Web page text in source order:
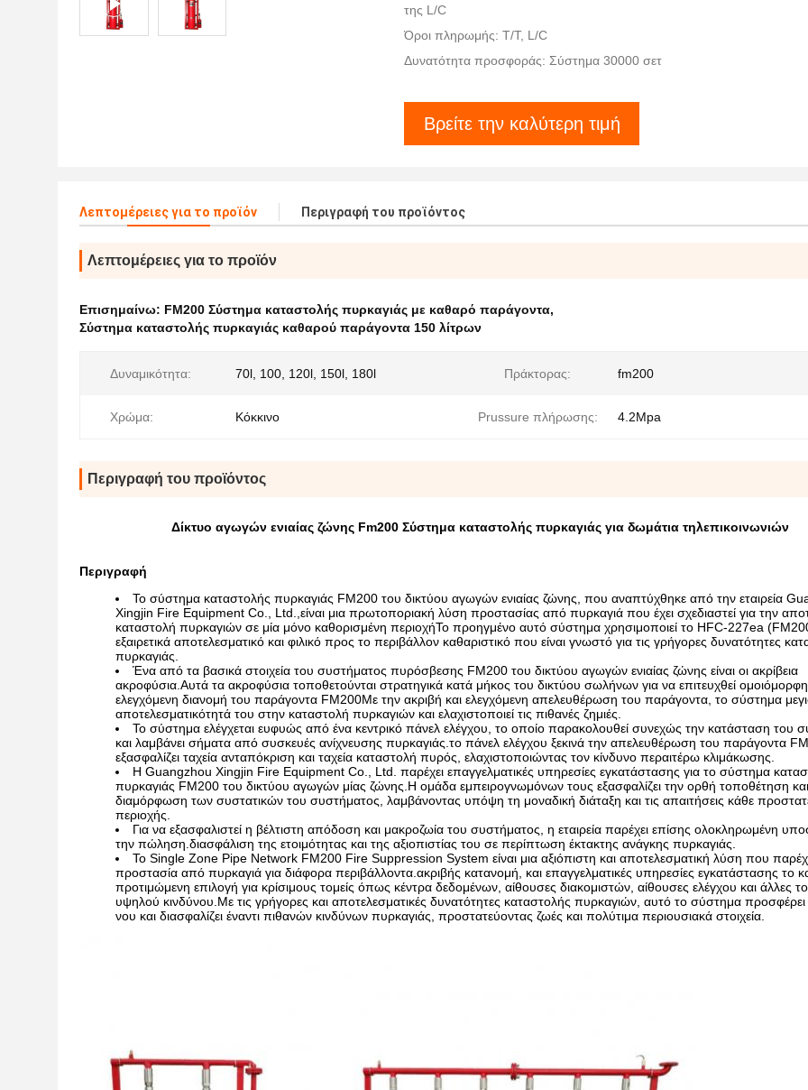
της L/C
Όροι πληρωμής: T/T, L/C
Δυνατότητα προσφοράς: Σύστημα 30000 σετ
Βρείτε την καλύτερη τιμή
Λεπτομέρειες για το προϊόν Περιγραφή του προϊόντος
Λεπτομέρειες για το προϊόν
Επισημαίνω: FM200 Σύστημα καταστολής πυρκαγιάς με καθαρό παράγοντα,
Σύστημα καταστολής πυρκαγιάς καθαρού παράγοντα 150 λίτρων
Δυναμικότητα: 70l, 100, 120l, 150l, 180l Πράκτορας: fm200
Χρώμα: Κόκκινο Prussure πλήρωσης: 4.2Mpa
Περιγραφή του προϊόντος
Δίκτυο αγωγών ενιαίας ζώνης Fm200 Σύστημα καταστολής πυρκαγιάς για δωμάτια τηλεπικοινωνιών
Περιγραφή
Το σύστημα καταστολής πυρκαγιάς FM200 του δικτύου αγωγών ενιαίας ζώνης, που αναπτύχθηκε από την εταιρεία
Xingjin Fire Equipment Co., Ltd.,είναι μια πρωτοποριακή λύση προστασίας από πυρκαγιά που έχει σχεδιαστεί για την
καταστολή πυρκαγιών σε μία μόνο καθορισμένη περιοχήΤο προηγμένο αυτό σύστημα χρησιμοποιεί το HFC-227ea
εξαιρετικά αποτελεσματικό και φιλικό προς το περιβάλλον καθαριστικό που είναι γνωστό για τις γρήγορες δυνατότητες
πυρκαγιάς.
Ένα από τα βασικά στοιχεία του συστήματος πυρόσβεσης FM200 του δικτύου αγωγών ενιαίας ζώνης είναι οι ακρίβεια
ακροφύσια.Αυτά τα ακροφύσια τοποθετούνται στρατηγικά κατά μήκος του δικτύου σωλήνων για να επιτευχθεί ομοιόμορφη
ελεγχόμενη διανομή του παράγοντα FM200Με την ακριβή και ελεγχόμενη απελευθέρωση του παράγοντα, το σύστημα
αποτελεσματικότητά του στην καταστολή πυρκαγιών και ελαχιστοποιεί τις πιθανές ζημιές.
Το σύστημα ελέγχεται ευφυώς από ένα κεντρικό πάνελ ελέγχου, το οποίο παρακολουθεί συνεχώς την κατάσταση του
και λαμβάνει σήματα από συσκευές ανίχνευσης πυρκαγιάς.το πάνελ ελέγχου ξεκινά την απελευθέρωση του παράγοντα
εξασφαλίζει ταχεία ανταπόκριση και ταχεία καταστολή πυρός, ελαχιστοποιώντας τον κίνδυνο περαιτέρω κλιμάκωσης.
Η Guangzhou Xingjin Fire Equipment Co., Ltd. παρέχει επαγγελματικές υπηρεσίες εγκατάστασης για το σύστημα
πυρκαγιάς FM200 του δικτύου αγωγών μίας ζώνης.Η ομάδα εμπειρογνωμόνων τους εξασφαλίζει την ορθή τοποθέτηση και
διαμόρφωση των συστατικών του συστήματος, λαμβάνοντας υπόψη τη μοναδική διάταξη και τις απαιτήσεις κάθε
περιοχής.
Για να εξασφαλιστεί η βέλτιστη απόδοση και μακροζωία του συστήματος, η εταιρεία παρέχει επίσης ολοκληρωμένη
την πώληση.διασφάλιση της ετοιμότητας και της αξιοπιστίας του σε περίπτωση έκτακτης ανάγκης πυρκαγιάς.
Το Single Zone Pipe Network FM200 Fire Suppression System είναι μια αξιόπιστη και αποτελεσματική λύση που
προστασία από πυρκαγιά για διάφορα περιβάλλοντα.ακριβής κατανομή, και επαγγελματικές υπηρεσίες εγκατάστασης το
προτιμώμενη επιλογή για κρίσιμους τομείς όπως κέντρα δεδομένων, αίθουσες διακομιστών, αίθουσες ελέγχου και άλλες
υψηλού κινδύνου.Με τις γρήγορες και αποτελεσματικές δυνατότητες καταστολής πυρκαγιών, αυτό το σύστημα
νου και διασφαλίζει έναντι πιθανών κινδύνων πυρκαγιάς, προστατεύοντας ζωές και πολύτιμα περιουσιακά στοιχεία.